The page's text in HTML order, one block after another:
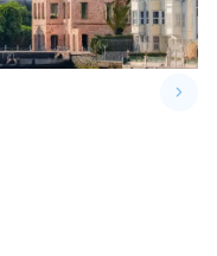
keyboard_arrow_right